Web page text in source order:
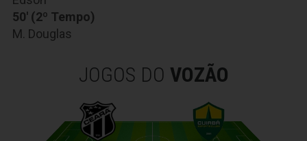
50' (2º Tempo)
M. Douglas
JOGOS DO VOZÃO